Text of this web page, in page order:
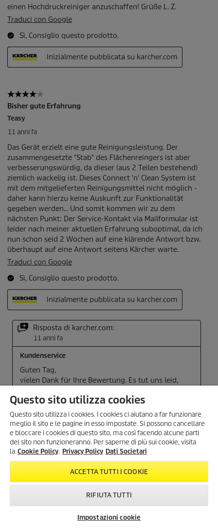
SONO ARRIVATI I SUMMER
DAYS!
Scopri tutte leofferte esclusive,
consconti fino al 35%!
FAQ
Questo sito utilizza cookies
Questo sito utilizza i cookies. I cookies ci aiutano a far funzionare
meglio il sito e le pagine in esso impostate. Si possono cancellare
e bloccare i cookies di questo sito, ma così facendo alcune parti
del sito non funzioneranno. Per saperne di più sui cookie, visita
la Cookie Policy. Privacy Policy Dati Societari
ACCETTA TUTTI I COOKIE
RIFIUTA TUTTI
Impostazioni cookie